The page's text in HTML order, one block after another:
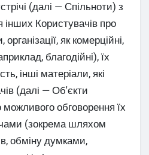
(далі — Спільноти) з
Користувачів про
організації, як комерційні,
благодійні), їх
інші матеріали, які
(далі — Об'єкти
обговорення їх
(зокрема шляхом
обміну думками,